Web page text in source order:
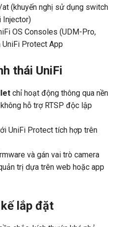
(khuyến nghị sử dụng switch
Injector)
OS Consoles (UDM-Pro,
UniFi Protect App
thái UniFi
chỉ hoạt động thông qua nền
hỗ trợ RTSP độc lập
UniFi Protect tích hợp trên
và gán vai trò camera
trị dựa trên web hoặc app
lắp đặt